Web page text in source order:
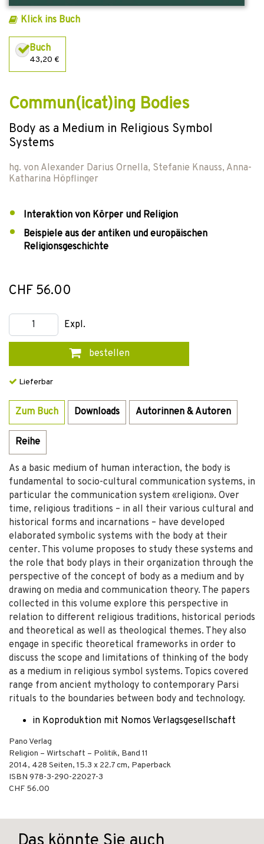
Klick ins Buch
Buch
43,20 €
Commun(icat)ing Bodies
Body as a Medium in Religious Symbol
Systems
hg. von Alexander Darius Ornella, Stefanie Knauss, Anna-
Katharina Höpflinger
Interaktion von Körper und Religion
Beispiele aus der antiken und europäischen
Religionsgeschichte
CHF 56.00
Expl.
bestellen
Lieferbar
Zum Buch Downloads Autorinnen & Autoren
Reihe
As a basic medium of human interaction, the body is
fundamental to socio-cultural communication systems, in
particular the communication system «religion». Over
time, religious traditions – in all their various cultural and
historical forms and incarnations – have developed
elaborated symbolic systems with the body at their
center. This volume proposes to study these systems and
the role that body plays in their organization through the
perspective of the concept of body as a medium and by
drawing on media and communication theory. The papers
collected in this volume explore this perspective in
relation to different religious traditions, historical periods
and theoretical as well as theological themes. They also
engage in specific theoretical frameworks in order to
discuss the scope and limitations of thinking of the body
as a medium in religious symbol systems. Topics covered
range from ancient mythology to contemporary Parsi
rituals to the boundaries between body and technology.
in Koproduktion mit Nomos Verlagsgesellschaft
Pano Verlag
Religion – Wirtschaft – Politik, Band 11
2014, 428 Seiten, 15.3 x 22.7 cm, Paperback
ISBN 978-3-290-22027-3
CHF 56.00